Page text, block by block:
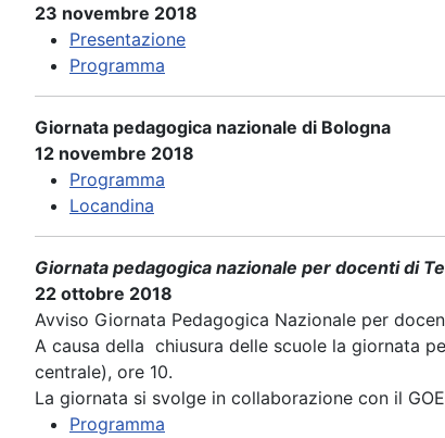
23 novembre 2018
Presentazione
Programma
Giornata pedagogica nazionale di Bologna
12 novembre 2018
Programma
Locandina
Giornata pedagogica nazionale per docenti di
22 ottobre 2018
Avviso Giornata Pedagogica Nazionale per
A causa della chiusura delle scuole la giornata
centrale), ore 10.
La giornata si svolge in collaborazione con il
Programma